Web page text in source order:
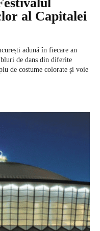
al Capitalei
adună în fiecare an
de dans din diferite
de costume colorate și voie